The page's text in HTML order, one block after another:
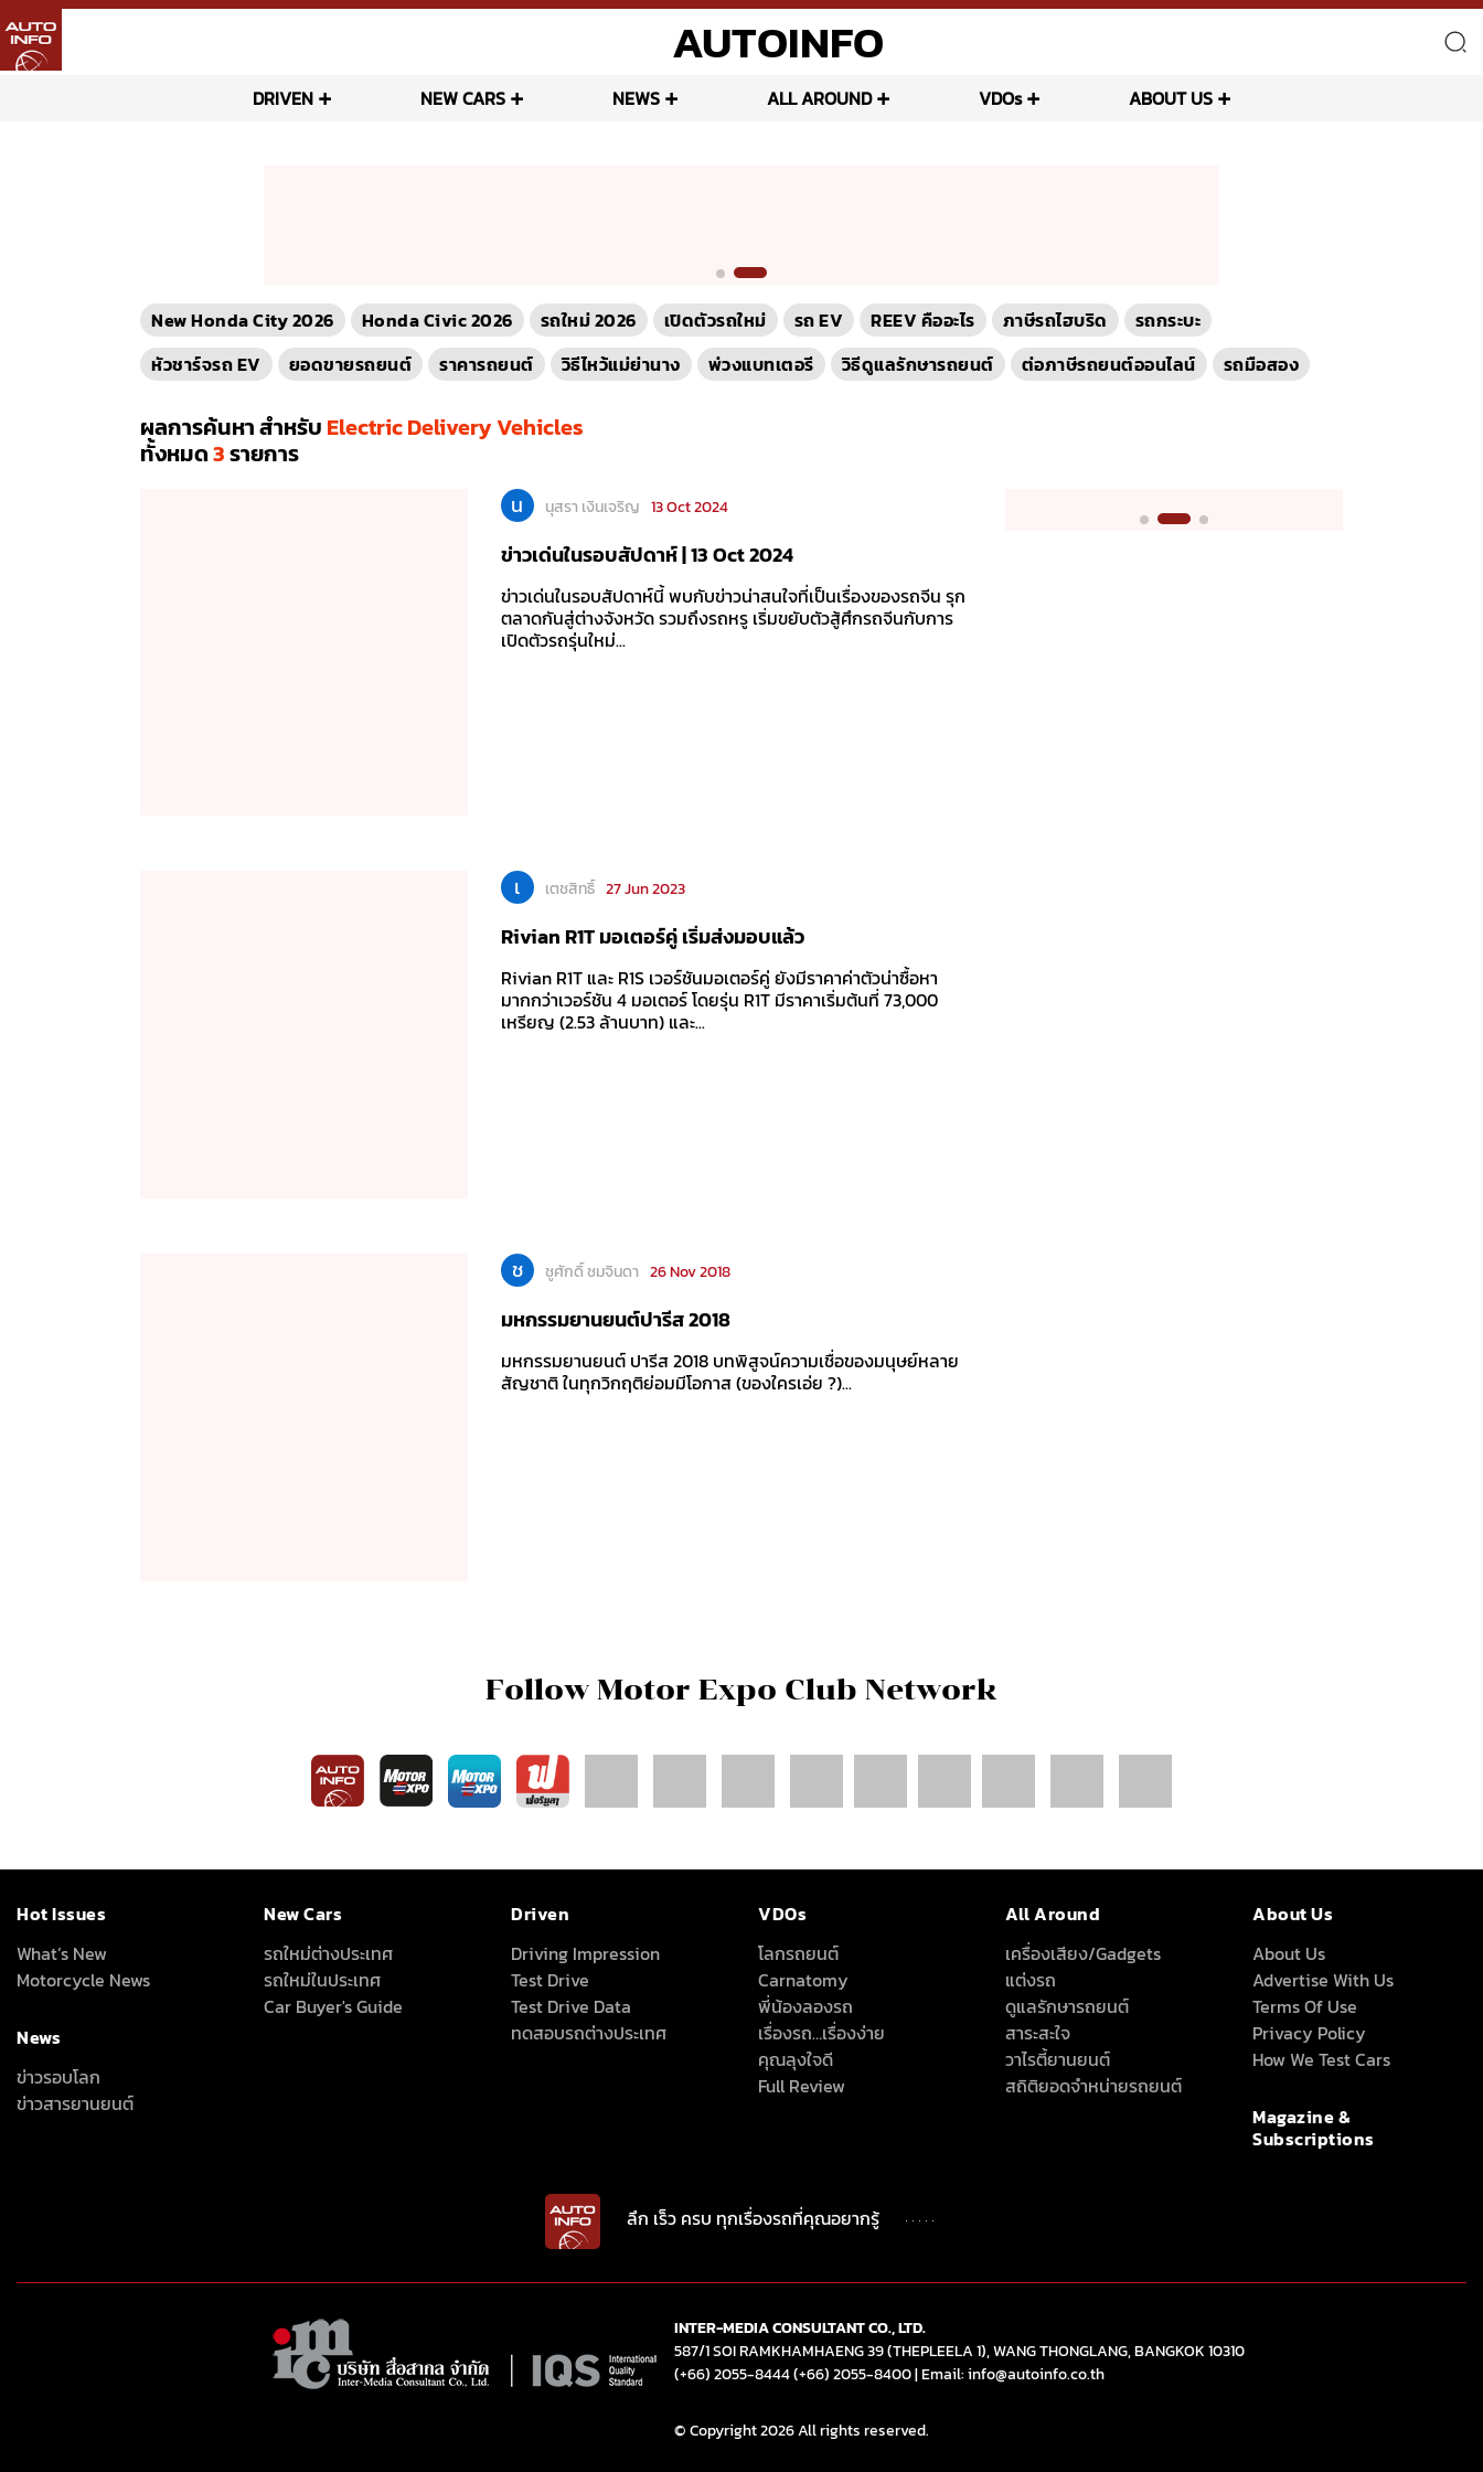
AUTOINFO
DRIVEN NEW CARS NEWS ALL AROUND VDOs ABOUT US
New Honda City 2026 Honda Civic 2026 รถใหม่ 2026 เปิดตัวรถใหม่ รถ EV REEV คืออะไร ภาษีรถไฮบริด
รถกระบะ
หัวชาร์จรถ EV
ยอดขายรถยนต์ ราคารถยนต์ วิธีไหว้แม่ย่านาง พ่วงแบทเตอรี วิธีดูแลรักษารถยนต์ ต่อภาษีรถยนต์ออนไลน์ รถมือสอง
ผลการค้นหา สำหรับ Electric Delivery Vehicles
ทั้งหมด3รายการ
น นุสรา เงินเจริญ 13 Oct 2024
ข่าวเด่นในรอบสัปดาห์ | 13 Oct 2024
ข่าวเด่นในรอบสัปดาห์นี้ พบกับข่าวน่าสนใจที่เป็นเรื่องของรถจีน รุก
ตลาดกันสู่ต่างจังหวัด รวมถึงรถหรู เริ่มขยับตัวสู้ศึกรถจีนกับการ
เปิดตัวรถรุ่นใหม่...
เ เตชสิทธิ์ 27 Jun 2023
Rivian R1T มอเตอร์คู่ เริ่มส่งมอบแล้ว
Rivian R1T และ R1S เวอร์ชันมอเตอร์คู่ ยังมีราคาค่าตัวน่าซื้อหา
มากกว่าเวอร์ชัน 4 มอเตอร์ โดยรุ่น R1T มีราคาเริ่มต้นที่ 73,000
เหรียญ (2.53 ล้านบาท) และ...
ช ชูศักดิ์ ชมจินดา 26 Nov 2018
มหกรรมยานยนต์ปารีส 2018
มหกรรมยานยนต์ ปารีส 2018 บทพิสูจน์ความเชื่อของมนุษย์หลาย
สัญชาติ ในทุกวิกฤติย่อมมีโอกาส (ของใครเอ่ย ?)...
Follow Motor Expo Club Network
Hot Issues
What’s New
Motorcycle News
News
ข่าวรอบโลก
ข่าวสารยานยนต์
New Cars
รถใหม่ต่างประเทศ
รถใหม่ในประเทศ
Car Buyer's Guide
Driven
Driving Impression
Test Drive
Test Drive Data
ทดสอบรถต่างประเทศ
VDOs
โลกรถยนต์
Carnatomy
พี่น้องลองรถ
เรื่องรถ…เรื่องง่าย
คุณลุงใจดี
Full Review
All Around
เครื่องเสียง/Gadgets
แต่งรถ
ดูแลรักษารถยนต์
สาระสะใจ
วาไรตี้ยานยนต์
สถิติยอดจำหน่ายรถยนต์
About Us
About Us
Advertise With Us
Terms Of Use
Privacy Policy
How We Test Cars
Magazine &
Subscriptions
ลึก เร็ว ครบ ทุกเรื่องรถที่คุณอยากรู้
INTER-MEDIA CONSULTANT CO., LTD.
587/1 SOI RAMKHAMHAENG 39 (THEPLEELA 1), WANG THONGLANG, BANGKOK 10310
(+66) 2055-8444(+66) 2055-8400|Email: info@autoinfo.co.th
© Copyright 2026 All rights reserved.